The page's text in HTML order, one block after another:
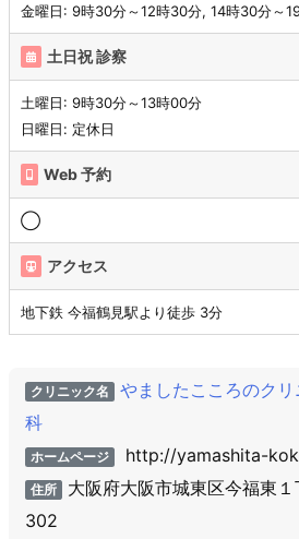
金曜日: 9時30分～12時30分, 14時30分～
土日祝 診察
土曜日: 9時30分～13時00分
日曜日: 定休日
Web 予約
◯
アクセス
地下鉄 今福鶴見駅より徒歩 3分
クリニック名
やましたこころのク
科
ホームページ http://yamashita-
住所 大阪府大阪市城東区今福東
302